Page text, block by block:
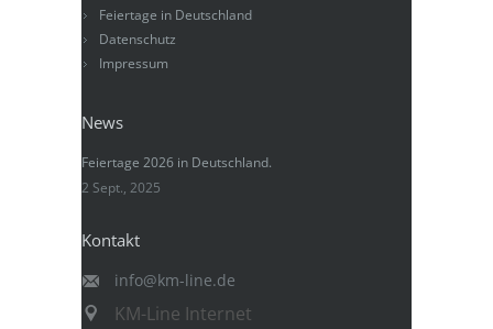
Feiertage in Deutschland
Datenschutz
Impressum
News
Feiertage 2026 in Deutschland.
2 Sept., 2025
Kontakt
info@km-line.de
KM-Line Internet